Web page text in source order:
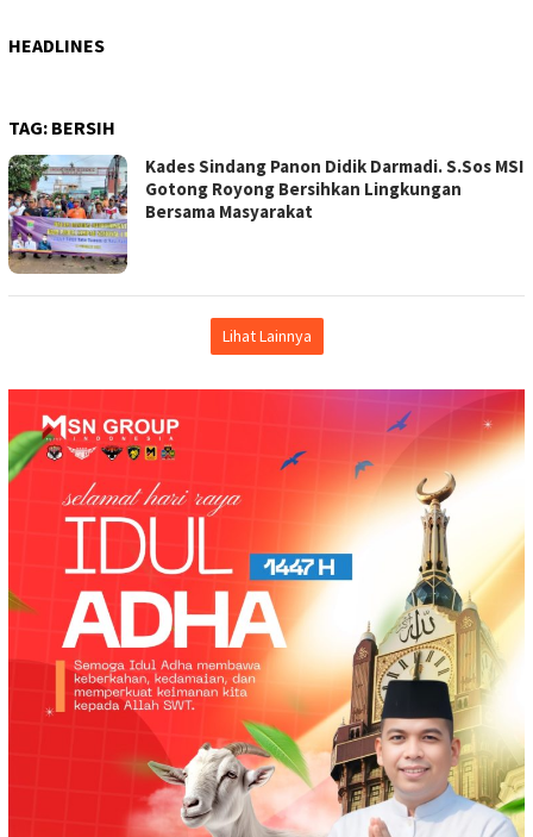
HEADLINES
TAG: BERSIH
Kades Sindang Panon Didik Darmadi. S.Sos MSI
Gotong Royong Bersihkan Lingkungan
Bersama Masyarakat
Lihat Lainnya